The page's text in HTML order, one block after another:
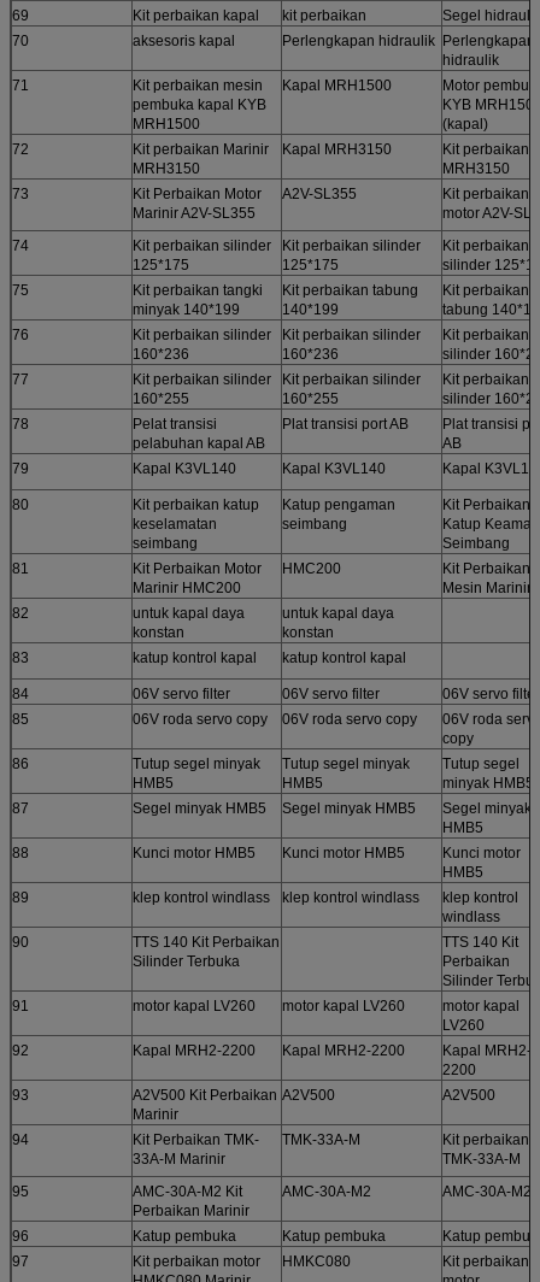
69
Kit perbaikan kapal kit perbaikan
Segel hidraulik
70
aksesoris kapal Perlengkapan hidraulik Perlengkapan
hidraulik
71
Kit perbaikan mesin
pembuka kapal KYB
MRH1500
Kapal MRH1500
Motor
KYB
(kapal)
72
Kit perbaikan Marinir
MRH3150
Kapal MRH3150
Kit perbaikan
MRH3150
73
Kit Perbaikan Motor
Marinir A2V-SL355
A2V-SL355
Kit perbaikan
motor A2V-
74
Kit perbaikan silinder
125*175
Kit perbaikan silinder
125*175
Kit perbaikan
silinder
75
Kit perbaikan tangki
minyak 140*199
Kit perbaikan tabung
140*199
Kit perbaikan
tabung
76
Kit perbaikan silinder
160*236
Kit perbaikan silinder
160*236
Kit perbaikan
silinder
77
Kit perbaikan silinder
160*255
Kit perbaikan silinder
160*255
Kit perbaikan
silinder
78
Pelat transisi
pelabuhan kapal AB
Plat transisi port AB
Plat transisi
AB
79
Kapal K3VL140 Kapal K3VL140 Kapal
80
Kit perbaikan katup
keselamatan
seimbang
Katup pengaman
seimbang
Kit Perbaikan
Katup
Seimbang
81
Kit Perbaikan Motor
Marinir HMC200
HMC200
Kit Perbaikan
Mesin Marinir
82
untuk kapal daya
konstan
untuk kapal daya
konstan
83
katup kontrol kapal katup kontrol kapal
84 06V servo filter 06V servo filter
06V servo filter
85
06V roda servo copy 06V roda servo copy
06V roda
copy
86
Tutup segel minyak
HMB5
Tutup segel minyak
HMB5
Tutup segel
minyak HMB5
87
Segel minyak HMB5 Segel minyak HMB5
Segel minyak
HMB5
88
Kunci motor HMB5 Kunci motor HMB5
Kunci motor
HMB5
89
klep kontrol windlass klep kontrol windlass
klep kontrol
windlass
90
TTS 140 Kit Perbaikan
Silinder Terbuka
TTS 140 Kit
Perbaikan
Silinder
91
motor kapal LV260 motor kapal LV260
motor kapal
LV260
92
Kapal MRH2-2200 Kapal MRH2-2200
Kapal MRH2-
2200
93
A2V500 Kit Perbaikan
Marinir
A2V500 A2V500
94
Kit Perbaikan TMK-
33A-M Marinir
TMK-33A-M
Kit perbaikan
TMK-33A-M
95
AMC-30A-M2 Kit
Perbaikan Marinir
AMC-30A-M2 AMC-30A-M2
96 Katup pembuka Katup pembuka
Katup
97
Kit perbaikan motor
HMKC080
Kit perbaikan